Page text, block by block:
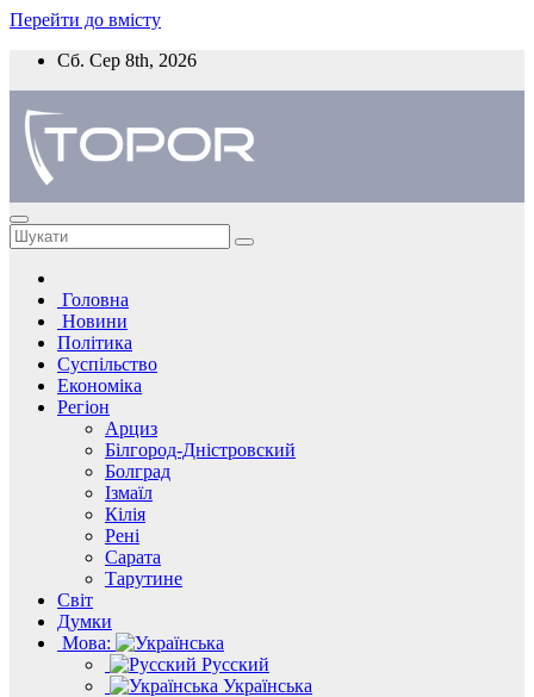
Перейти до вмісту
Сб. Сер 8th, 2026
Головна
Новини
Політика
Суспільство
Економіка
Регіон
Арциз
Білгород-Дністровский
Болград
Ізмаїл
Кілія
Рені
Сарата
Тарутине
Світ
Думки
Мова:
Русский
Українська